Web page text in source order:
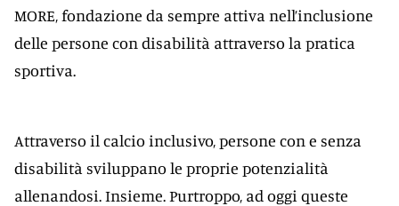
MORE, fondazione da sempre attiva nell’inclusione
delle persone con disabilità attraverso la pratica
sportiva.
Attraverso il calcio inclusivo, persone con e senza
disabilità sviluppano le proprie potenzialità
allenandosi. Insieme. Purtroppo, ad oggi queste